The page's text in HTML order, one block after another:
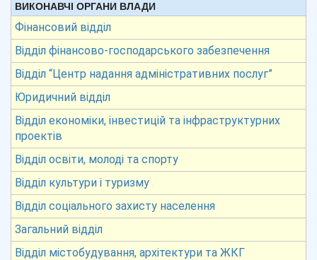
ВИКОНАВЧІ ОРГАНИ ВЛАДИ
Фінансовий відділ
Відділ фінансово-господарського забезпечення
Відділ “Центр надання адміністративних послуг”
Юридичний відділ
Відділ економіки, інвестицій та інфраструктурних
проектів
Відділ освіти, молоді та спорту
Відділ культури і туризму
Відділ соціального захисту населення
Загальний відділ
Відділ містобудування, архітектури та ЖКГ